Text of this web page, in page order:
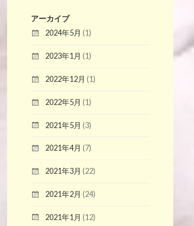
アーカイブ
2024年5月 (1)
2023年1月 (1)
2022年12月 (1)
2022年5月 (1)
2021年5月 (3)
2021年4月 (7)
2021年3月 (22)
2021年2月 (24)
2021年1月 (12)